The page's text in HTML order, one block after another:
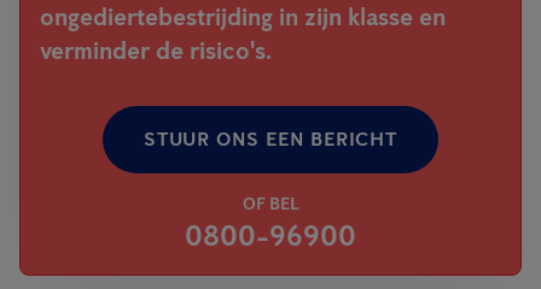
ongediertebestrijding in zijn klasse en
verminder de risico's.
STUUR ONS EEN BERICHT
OF BEL
0800-96900